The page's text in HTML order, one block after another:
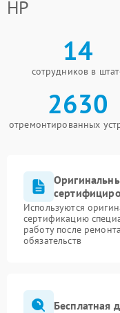
HP
14
сотрудников в
2630
отремонтированных
Используются
сертификацию
работу после
обязательств
Бесплатная